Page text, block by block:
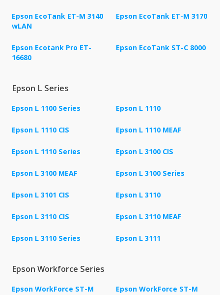
Epson EcoTank ET-M 3140
wLAN
Epson EcoTank ET-M 3170
Epson Ecotank Pro ET-
16680
Epson EcoTank ST-C 8000
Epson L Series
Epson L 1100 Series Epson L 1110
Epson L 1110 CIS Epson L 1110 MEAF
Epson L 1110 Series Epson L 3100 CIS
Epson L 3100 MEAF Epson L 3100 Series
Epson L 3101 CIS Epson L 3110
Epson L 3110 CIS Epson L 3110 MEAF
Epson L 3110 Series Epson L 3111
Epson Workforce Series
Epson WorkForce ST-M
Epson WorkForce ST-M